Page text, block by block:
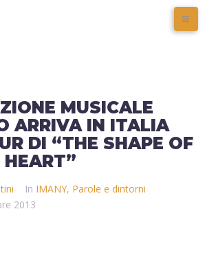
MUSICALE
ARRIVA IN ITALIA
DI “THE SHAPE OF
In IMANY, Parole e dintorni
2013